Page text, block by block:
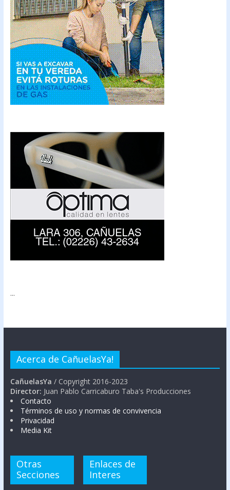
...
Acerca de CañuelasYa!
CañuelasYa / Copyright 2016-2023
Director: Juan Pablo Carricaburo Taba's Producciones
Contacto
Términos de uso y normas de convivencia
Privacidad
Media Kit
Otras
Secciones
Enlaces de
Interes